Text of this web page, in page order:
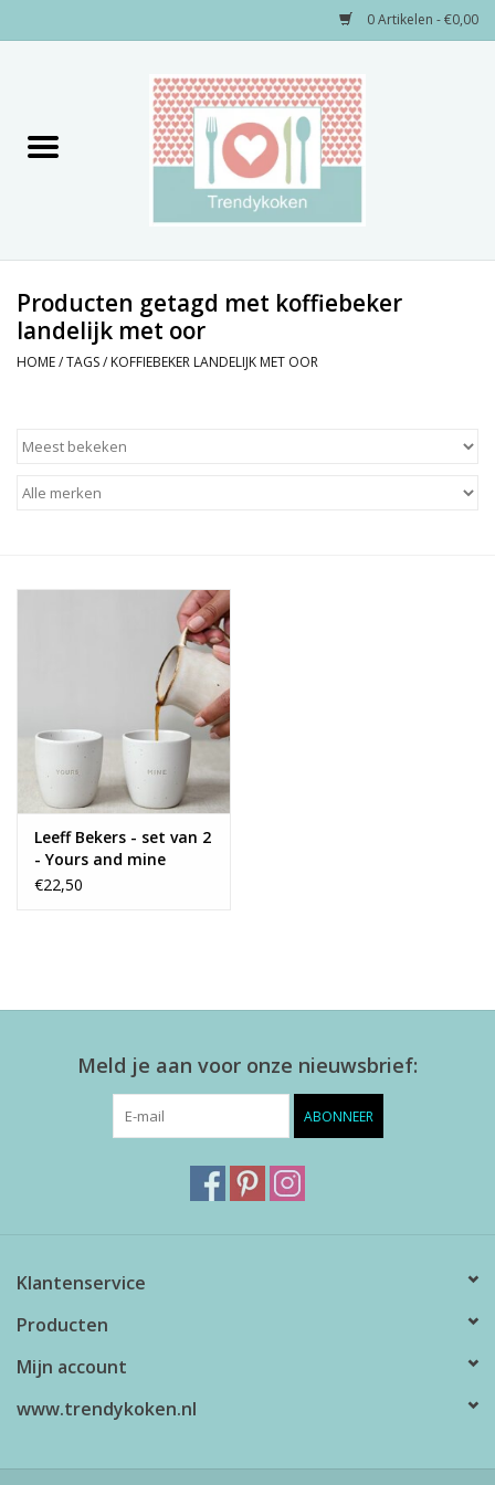
0 Artikelen - €0,00
Decoratie
Keukengerei
Kleuren
Producten getagd met koffiebeker
landelijk met oor
HOME/TAGS/ KOFFIEBEKER LANDELIJK MET OOR
Leeff Bekers - set van 2
- Yours and mine
€22,50
Meld je aan voor onze nieuwsbrief:
ABONNEER
Klantenservice
Producten
Mijn account
www.trendykoken.nl